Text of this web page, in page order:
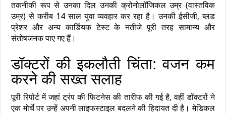
तकनीकी रूप से उनका दिल उनकी क्रोनोलॉजिकल उम्र (वास्तविक
उम्र) से करीब 14 साल युवा व्यवहार कर रहा है। उनकी ईसीजी, ब्लड
प्रेशर और अन्य कार्डियक टेस्ट के नतीजे पूरी तरह सामान्य और
संतोषजनक पाए गए हैं।
डॉक्टरों की इकलौती चिंता: वजन कम
करने की सख्त सलाह
पूरी रिपोर्ट में जहां ट्रंप की फिटनेस की तारीफ की गई है, वहीं डॉक्टरों ने
एक मोर्चे पर उन्हें अपनी लाइफस्टाइल बदलने की हिदायत दी है। मेडिकल